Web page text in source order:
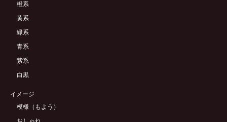
橙系
黄系
緑系
青系
紫系
白黒
イメージ
模様（もよう）